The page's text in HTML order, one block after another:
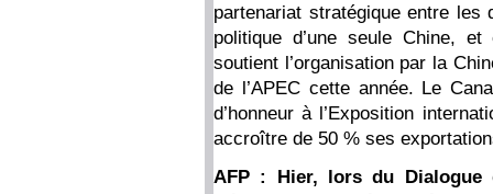
partenariat stratégique entre les
politique d’une seule Chine,
soutient l’organisation par la
de l’APEC cette année. Le
d’honneur à l’Exposition
accroître de 50 % ses
AFP : Hier, lors du Dialogue